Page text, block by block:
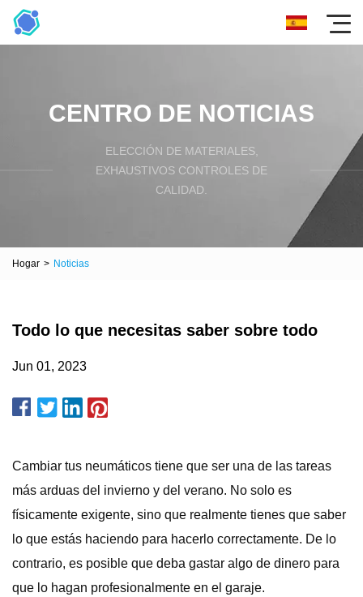
CENTRO DE NOTICIAS
ELECCIÓN DE MATERIALES,
EXHAUSTIVOS CONTROLES DE
CALIDAD.
Hogar > Noticias
Todo lo que necesitas saber sobre todo
Jun 01, 2023
Cambiar tus neumáticos tiene que ser una de las tareas
más arduas del invierno y del verano. No solo es
físicamente exigente, sino que realmente tienes que saber
lo que estás haciendo para hacerlo correctamente. De lo
contrario, es posible que deba gastar algo de dinero para
que lo hagan profesionalmente en el garaje.